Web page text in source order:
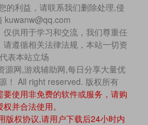
的利益，请联系我们删除处理,侵
kuwanw@qq.com
供用于学习和交流，我们尊重任
遵循相关法律法规，本站一切资
表本站立场
网,游戏辅助网,每日分享大量优
！ All right reserved. 版权所有
使用非免费的软件或服务，请购
并合法使用。
版权协议,请用户下载后24小时内